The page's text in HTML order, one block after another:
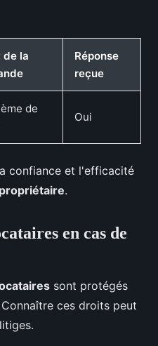
de la
Réponse
reçue
de
Oui
confiance et l'efficacité
.
en cas de
sont protégés
ces droits peut